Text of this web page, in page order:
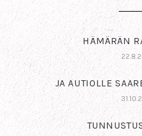
HÄMÄRÄN
JA AUTIOLLE